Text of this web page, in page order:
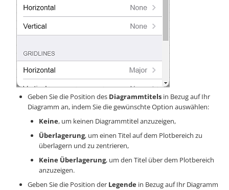
Geben Sie die Position des Diagrammtitels in Bezug auf Ihr
Diagramm an, indem Sie die gewünschte Option auswählen:
Keine, um keinen Diagrammtitel anzuzeigen,
Überlagerung, um einen Titel auf dem Plotbereich zu
überlagern und zu zentrieren,
Keine Überlagerung, um den Titel über dem Plotbereich
anzuzeigen.
Geben Sie die Position der Legende in Bezug auf Ihr Diagramm